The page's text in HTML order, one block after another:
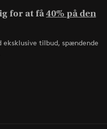
for at få40% på den
eksklusive tilbud, spændende